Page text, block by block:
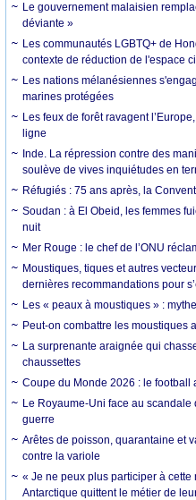
Le gouvernement malaisien
déviante »
Les communautés LGBTQ+ de
contexte de réduction de l'espace
Les nations mélanésiennes
marines protégées
Les feux de forêt ravagent
ligne
Inde. La répression contre des
soulève de vives inquiétudes en
Réfugiés : 75 ans après, la
Soudan : à El Obeid, les femmes
nuit
Mer Rouge : le chef de l’ONU
Moustiques, tiques et autres
dernières recommandations pour
Les « peaux à moustiques » :
Peut-on combattre les moustiques
La surprenante araignée qui
chaussettes
Coupe du Monde 2026 : le football
Le Royaume-Uni face au scandale
guerre
Arêtes de poisson, quarantaine et
contre la variole
« Je ne peux plus participer à
Antarctique quittent le métier de